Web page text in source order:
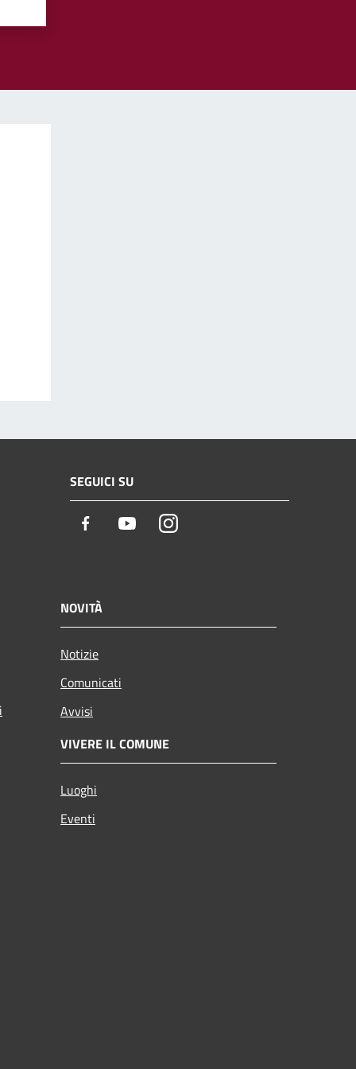
SEGUICI SU
Facebook YoutubeInstagram
NOVITÀ
Notizie
Comunicati
Avvisi
VIVERE IL COMUNE
Luoghi
Eventi